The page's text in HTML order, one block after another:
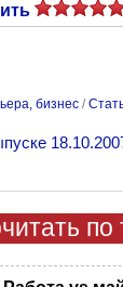
бизнес /
по